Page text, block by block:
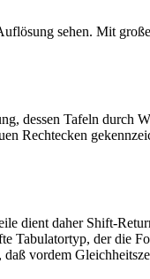
sehen. Mit
dessen Tafeln durch
Rechtecken
dient daher Shift-
Tabulatortyp, der die
vordem